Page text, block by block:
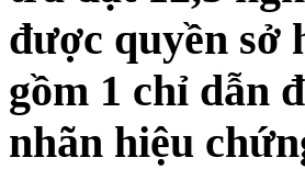
được quyền sở
gồm 1 chỉ dẫn
nhãn hiệu